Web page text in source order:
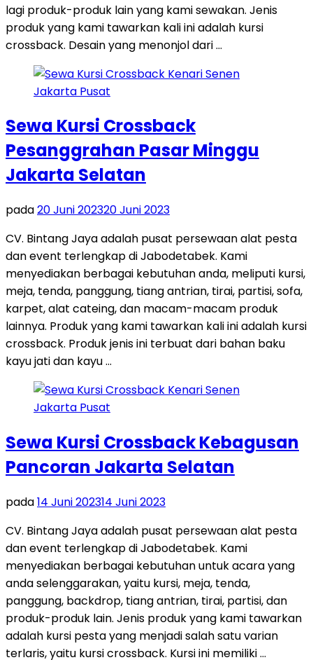
lagi produk-produk lain yang kami sewakan. Jenis
produk yang kami tawarkan kali ini adalah kursi
crossback. Desain yang menonjol dari …
Sewa Kursi Crossback
Pesanggrahan Pasar Minggu
Jakarta Selatan
pada20 Juni 202320 Juni 2023
CV. Bintang Jaya adalah pusat persewaan alat pesta
dan event terlengkap di Jabodetabek. Kami
menyediakan berbagai kebutuhan anda, meliputi kursi,
meja, tenda, panggung, tiang antrian, tirai, partisi, sofa,
karpet, alat cateing, dan macam-macam produk
lainnya. Produk yang kami tawarkan kali ini adalah kursi
crossback. Produk jenis ini terbuat dari bahan baku
kayu jati dan kayu …
Sewa Kursi Crossback Kebagusan
Pancoran Jakarta Selatan
pada14 Juni 202314 Juni 2023
CV. Bintang Jaya adalah pusat persewaan alat pesta
dan event terlengkap di Jabodetabek. Kami
menyediakan berbagai kebutuhan untuk acara yang
anda selenggarakan, yaitu kursi, meja, tenda,
panggung, backdrop, tiang antrian, tirai, partisi, dan
produk-produk lain. Jenis produk yang kami tawarkan
adalah kursi pesta yang menjadi salah satu varian
terlaris, yaitu kursi crossback. Kursi ini memiliki …